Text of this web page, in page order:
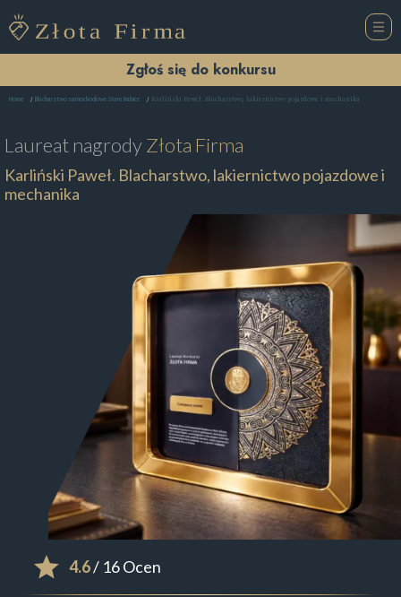
Zgłoś się do konkursu
Home Blacharstwo samochodowe Stare Babice Karliński Paweł. Blacharstwo, lakiernictwo pojazdowe i mechanika
Laureat nagrodyZłota Firma
Karliński Paweł. Blacharstwo, lakiernictwo pojazdowe i
mechanika
4.6/ 16 Ocen